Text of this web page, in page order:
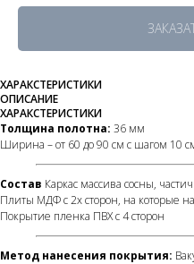
ХАРАКСТЕРИСТИКИ
ОПИСАНИЕ
ХАРАКСТЕРИСТИКИ
Толщина полотна: 36 мм
Ширина – от 60 до 90 см с шагом 10
Состав Каркас массива сосны,
Плиты МДФ с 2х сторон, на которые
Покрытие пленка ПВХ с 4 сторон
Метод нанесения покрытия: